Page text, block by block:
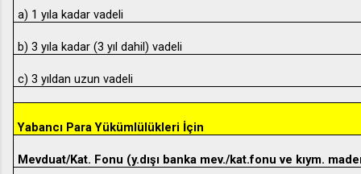
a) 1 yıla kadar vadeli
b) 3 yıla kadar (3 yıl dahil) vadeli
c) 3 yıldan uzun vadeli
Yabancı Para Yükümlülükleri İçin
Mevduat/Kat. Fonu (y.dışı banka mev./kat.fonu ve kıym.